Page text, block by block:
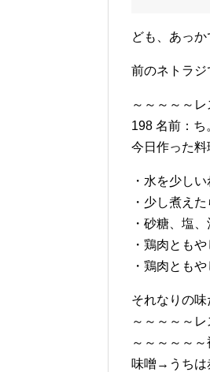
ども、あっか
前のネトラジ
～～～～～
198 名前：
今日作った料
・水を少し
・少し煮え
・砂糖、塩
・鶏肉とも
・鶏肉とも
それなりの味
～～～～～
～～～～～
味噌→うちは